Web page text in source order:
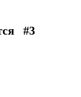
#3